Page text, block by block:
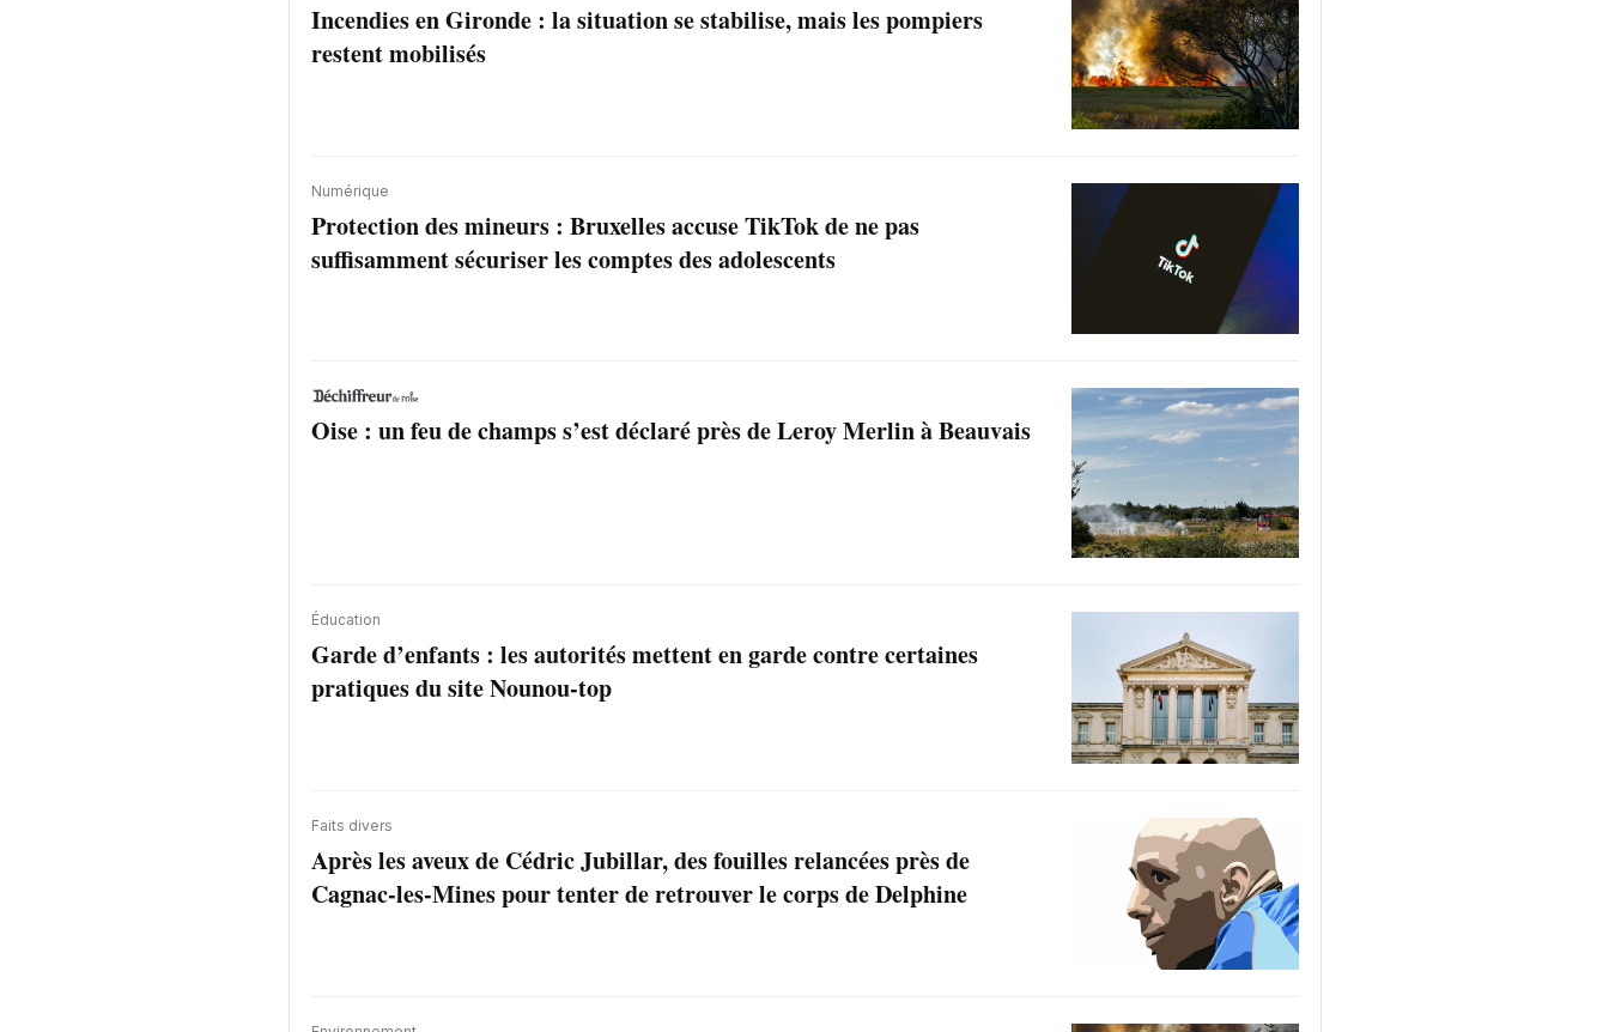
Incendies en Gironde : la situation se stabilise, mais les pompiers
restent mobilisés
Numérique
Protection des mineurs : Bruxelles accuse TikTok de ne pas
suffisamment sécuriser les comptes des adolescents
Oise : un feu de champs s’est déclaré près de Leroy Merlin à Beauvais
Éducation
Garde d’enfants : les autorités mettent en garde contre certaines
pratiques du site Nounou-top
Faits divers
Après les aveux de Cédric Jubillar, des fouilles relancées près de
Cagnac-les-Mines pour tenter de retrouver le corps de Delphine